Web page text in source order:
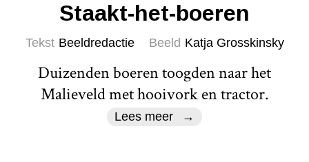
Staakt-het-boeren
Tekst Beeldredactie Beeld Katja Grosskinsky
Duizenden boeren toogden naar het
Malieveld met hooivork en tractor.
Lees meer